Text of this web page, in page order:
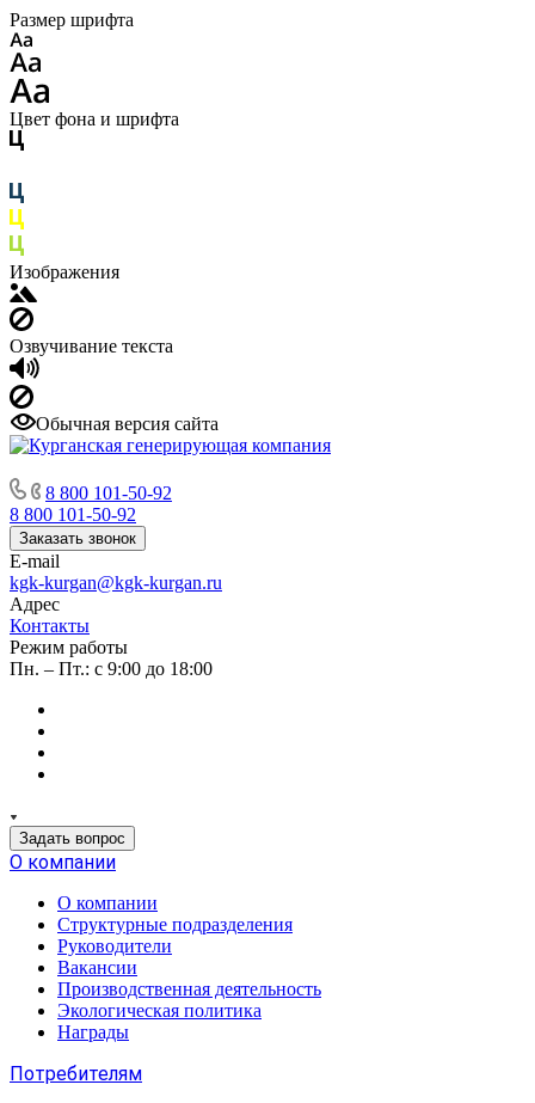
Размер шрифта
Цвет фона и шрифта
Изображения
Озвучивание текста
Обычная версия сайта
8 800 101-50-92
8 800 101-50-92
Заказать звонок
E-mail
kgk-kurgan@kgk-kurgan.ru
Адрес
Контакты
Режим работы
Пн. – Пт.: с 9:00 до 18:00
Задать вопрос
О компании
О компании
Структурные подразделения
Руководители
Вакансии
Производственная деятельность
Экологическая политика
Награды
Потребителям